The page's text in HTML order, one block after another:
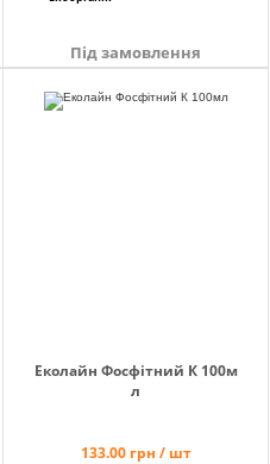
Під замовлення
Еколайн Фосфітний К 100м
л
133.00 грн / шт